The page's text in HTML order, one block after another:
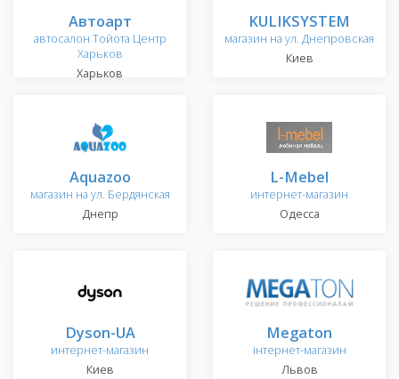
Автоарт
автосалон Тойота Центр
Харьков
Харьков
KULIKSYSTEM
магазин на ул. Днепровская
Киев
Aquazoo
магазин на ул. Бердянская
Днепр
L-Mebel
интернет-магазин
Одесса
Dyson-UA
интернет-магазин
Киев
Megaton
інтернет-магазин
Львов